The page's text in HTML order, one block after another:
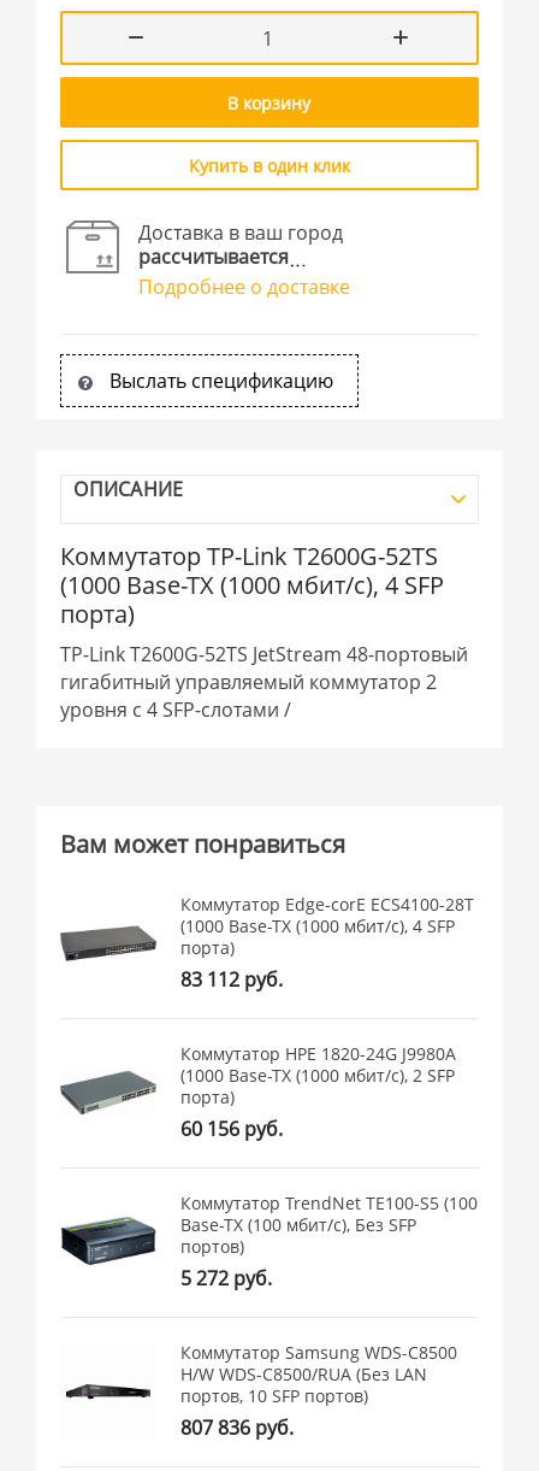
В корзину
Купить в один клик
Доставка в ваш город
рассчитывается
Подробнее о доставке
Выслать спецификацию
ОПИСАНИЕ
Коммутатор TP-Link T2600G-52TS
(1000 Base-TX (1000 мбит/с), 4 SFP
порта)
TP-Link T2600G-52TS JetStream 48-портовый
гигабитный управляемый коммутатор 2
уровня с 4 SFP-слотами /
Вам может понравиться
Коммутатор Edge-corE ECS4100-28T
(1000 Base-TX (1000 мбит/с), 4 SFP
порта)
83 112 руб.
Коммутатор HPE 1820-24G J9980A
(1000 Base-TX (1000 мбит/с), 2 SFP
порта)
60 156 руб.
Коммутатор TrendNet TE100-S5 (100
Base-TX (100 мбит/с), Без SFP
портов)
5 272 руб.
Коммутатор Samsung WDS-C8500
H/W WDS-C8500/RUA (Без LAN
портов, 10 SFP портов)
807 836 руб.